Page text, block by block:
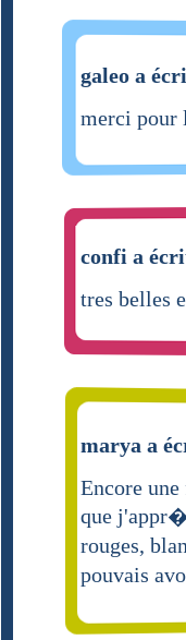
galeo a
merci pour
confi a
tres belles
marya a
Encore
que
rouges,
pouvais